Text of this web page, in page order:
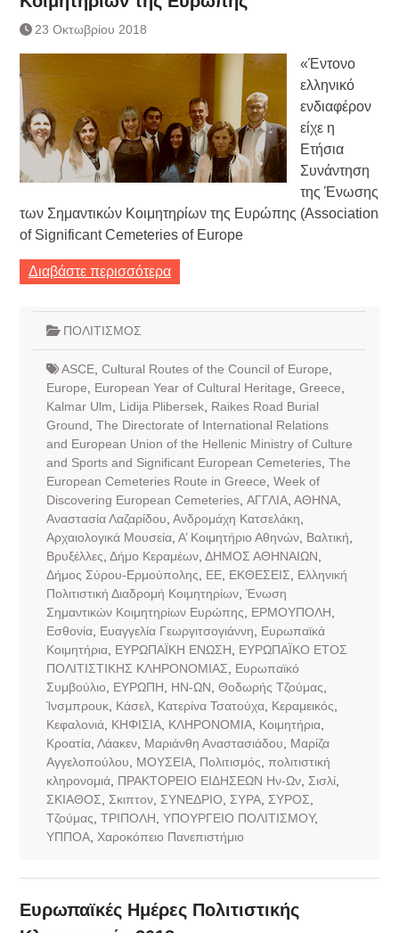
Κατάργηση βιβλιαρίων Υγείας
Τραπεζογραμματίων 7-3-2019
Ημερήσιο Δελτίο Τιμών
Συναλλάγματος &
Τραπεζογραμματίων 4-3-2019
Κάθοδος αγροτών
Δικαιοσύνη
23 Οκτωβρίου 2018
«Έντονο
ελληνικό
ενδιαφέρον
είχε η
Ετήσια
Συνάντηση
της Ένωσης
των Σημαντικών Κοιμητηρίων της Ευρώπης (Association
of Significant Cemeteries of Europe
Διαβάστε περισσότερα
ΠΟΛΙΤΙΣΜΟΣ
ASCE, Cultural Routes of the Council of Europe
Europe
European Year of Cultural Heritage Greece
Kalmar Ulm
Lidija Plibersek, Raikes Road Burial
Ground The Directorate of International Relations
and European Union of the Hellenic Ministry of Culture
and Sports and Significant European Cemeteries, The
European Cemeteries Route in Greece Week of
Discovering European Cemeteries, ΑΓΓΛΙΑ, ΑΘΗΝΑ,
Αναστασία Λαζαρίδου Ανδρομάχη Κατσελάκη
Αρχαιολογικά Μουσεία, Α’ Κοιμητήριο Αθηνών, Βαλτική
Βρυξέλλες Δήμο Κεραμέων, ΔΗΜΟΣ ΑΘΗΝΑΙΩΝ
Δήμος Σύρου-Ερμούπολης
ΕΕ, ΕΚΘΕΣΕΙΣ
Ελληνική
Πολιτιστική Διαδρομή Κοιμητηρίων, Ένωση
Σημαντικών Κοιμητηρίων Ευρώπης
ΕΡΜΟΥΠΟΛΗ
Εσθονία, Ευαγγελία Γεωργιτσογιάννη
Ευρωπαϊκά
Κοιμητήρια, ΕΥΡΩΠΑΪΚΗ ΕΝΩΣΗ
ΕΥΡΩΠΑΪΚΟ ΕΤΟΣ
ΠΟΛΙΤΙΣΤΙΚΗΣ ΚΛΗΡΟΝΟΜΙΑΣ
Ευρωπαϊκό
Συμβούλιο
ΕΥΡΩΠΗ ΗΝ-ΩΝ Θοδωρής Τζούμας
Ίνσμπρουκ, Κάσελ, Κατερίνα Τσατούχα, Κεραμεικός
Κεφαλονιά, ΚΗΦΙΣΙΑ, ΚΛΗΡΟΝΟΜΙΑ, Κοιμητήρια,
Κροατία, Λάακεν, Μαριάνθη Αναστασιάδου
Μαρίζα
Αγγελοπούλου
ΜΟΥΣΕΙΑ, Πολιτισμός πολιτιστική
κληρονομιά, ΠΡΑΚΤΟΡΕΙΟ ΕΙΔΗΣΕΩΝ Ην-Ων, Σισλί,
ΣΚΙΑΘΟΣ
Σκιπτον, ΣΥΝΕΔΡΙΟ ΣΥΡΑ, ΣΥΡΟΣ
Τζούμας ΤΡΙΠΟΛΗ ΥΠΟΥΡΓΕΙΟ ΠΟΛΙΤΙΣΜΟΥ,
ΥΠΠΟΑ, Χαροκόπειο Πανεπιστήμιο
Ευρωπαϊκές Ημέρες Πολιτιστικής